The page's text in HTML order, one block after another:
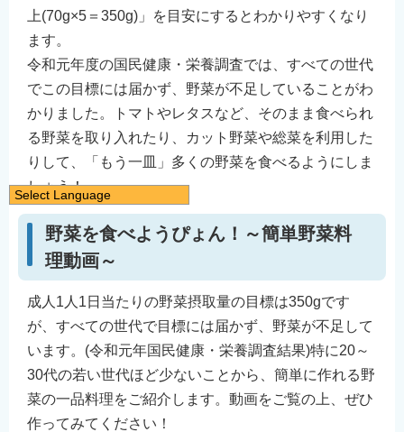
上(70g×5＝350g)」を目安にするとわかりやすくなり
ます。
令和元年度の国民健康・栄養調査では、すべての世代
でこの目標には届かず、野菜が不足していることがわ
かりました。トマトやレタスなど、そのまま食べられ
る野菜を取り入れたり、カット野菜や総菜を利用した
りして、「もう一皿」多くの野菜を食べるようにしま
しょう！
野菜を食べようぴょん！～簡単野菜料
理動画～
成人1人1日当たりの野菜摂取量の目標は350gです
が、すべての世代で目標には届かず、野菜が不足して
います。(令和元年国民健康・栄養調査結果)特に20～
30代の若い世代ほど少ないことから、簡単に作れる野
菜の一品料理をご紹介します。動画をご覧の上、ぜひ
作ってみてください！
Select Language
日本語
English
简体中文
繁體中文
한국어
नेपाली
Filipino